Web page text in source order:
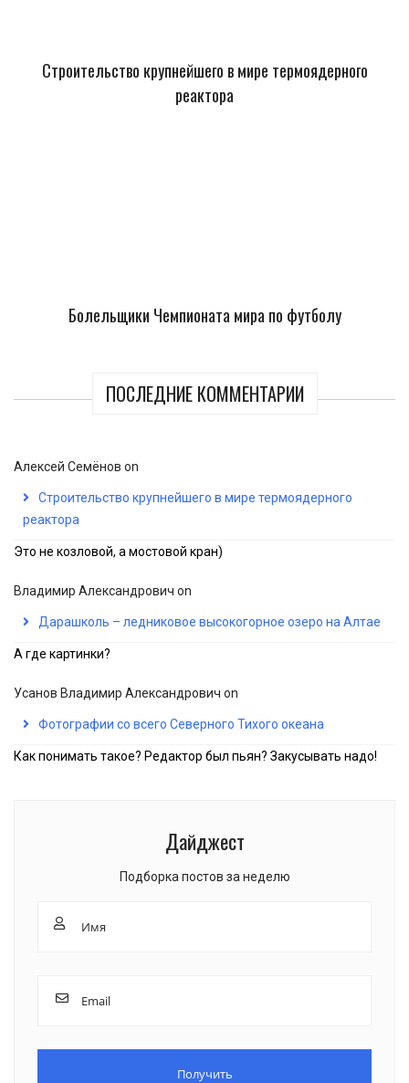
Строительство крупнейшего в мире термоядерного
реактора
Болельщики Чемпионата мира по футболу
ПОСЛЕДНИЕ КОММЕНТАРИИ
Алексей Семёнов on
Строительство крупнейшего в мире термоядерного
реактора
Это не козловой, а мостовой кран)
Владимир Александрович on
Дарашколь – ледниковое высокогорное озеро на Алтае
А где картинки?
Усанов Владимир Александрович on
Фотографии со всего Северного Тихого океана
Как понимать такое? Редактор был пьян? Закусывать надо!
Дайджест
Подборка постов за неделю